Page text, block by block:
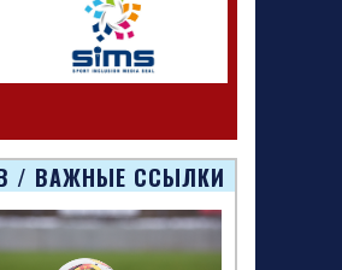
/ ВАЖНЫЕ ССЫЛКИ